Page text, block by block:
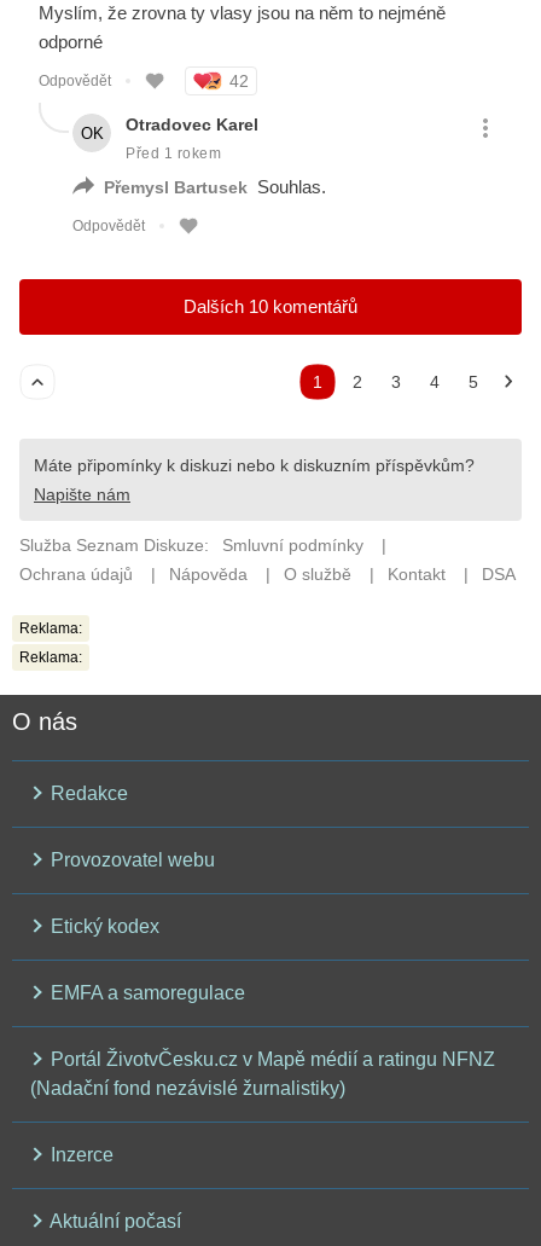
Reklama:
Reklama:
O nás
Redakce
Provozovatel webu
Etický kodex
EMFA a samoregulace
Portál ŽivotvČesku.cz v Mapě médií a ratingu NFNZ
(Nadační fond nezávislé žurnalistiky)
Inzerce
Aktuální počasí